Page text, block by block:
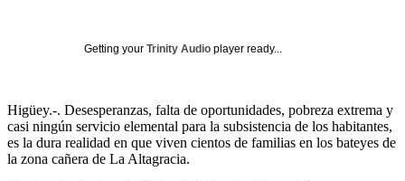
Getting your Trinity Audio player ready...
Higüey.-. Desesperanzas, falta de oportunidades, pobreza extrema y
casi ningún servicio elemental para la subsistencia de los habitantes,
es la dura realidad en que viven cientos de familias en los bateyes de
la zona cañera de La Altagracia.